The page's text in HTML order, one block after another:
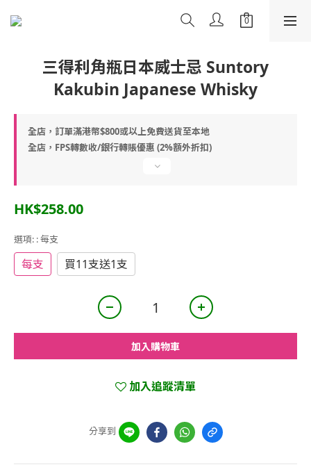
三得利角瓶日本威士忌 Suntory
Kakubin Japanese Whisky
全店，訂單滿港幣$800或以上免費送貨至本地
全店，FPS轉數收/銀行轉賬優惠 (2%額外折扣)
HK$258.00
選項: : 每支
每支 買11支送1支
加入購物車
加入追蹤清單
分享到